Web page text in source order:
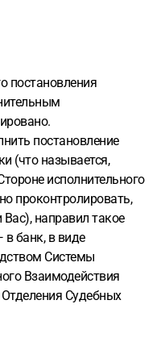
постановления
постановление
(что называется,
исполнительного
проконтролировать,
направил такое
в банк, в виде
Системы
Взаимодействия
Судебных